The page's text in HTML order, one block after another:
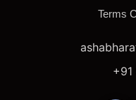
Terms
+91